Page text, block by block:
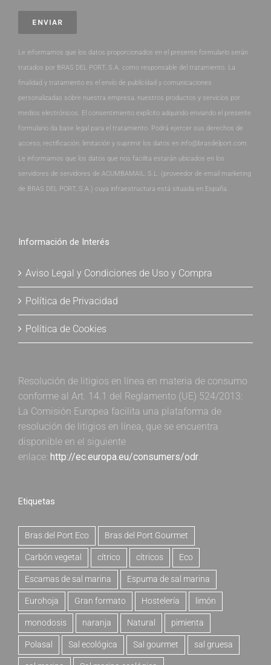
Le informamos que los datos proporcionados en el presente formulario serán
tratados por BRAS DEL PORT, S.A. como responsable del tratamiento. La
finalidad y tratamiento es el envío de publicidad y comunicaciones
personalizadas sobre nuestra empresa, nuestros productos y servicios por
medios electrónicos. El consentimiento explícito adquirido enviando el presente
formulario da base legal para el tratamiento. Podrá ejercer sus derechos de
acceso, rectificación, limitación y suprimir los datos en info@brasdelport.com.
Le informamos que los datos que nos facilita estarán ubicados en los
servidores de servidores de ACUMBAMAIL, S.L. (proveedor de email marketing
de BRAS DEL PORT, S.A.) cuya infraestructura está situada en España.
Información de Interés
Aviso Legal y Condiciones de Uso y Compra
Política de Privacidad
Política de Cookies
Resolución de litigios en línea en materia de consumo
conforme al Art. 14.1 del Reglamento (UE) 524/2013:
La Comisión Europea facilita una plataforma de
resolución de litigios en línea, que se encuentra
disponible en el siguiente
enlace: http://ec.europa.eu/consumers/odr.
Etiquetas
Bras del Port Eco Bras del Port Gourmet
Carbón vegetal cítrico cítricos Eco
Escamas de sal marina Espuma de sal marina
Eurohoja Gran formato Hostelería limón
monodosis naranja Natural pimienta
Polasal Sal ecológica Sal gourmet sal gruesa